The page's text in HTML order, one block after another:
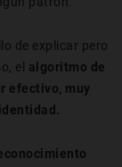
de explicar pero
el algoritmo de
efectivo, muy